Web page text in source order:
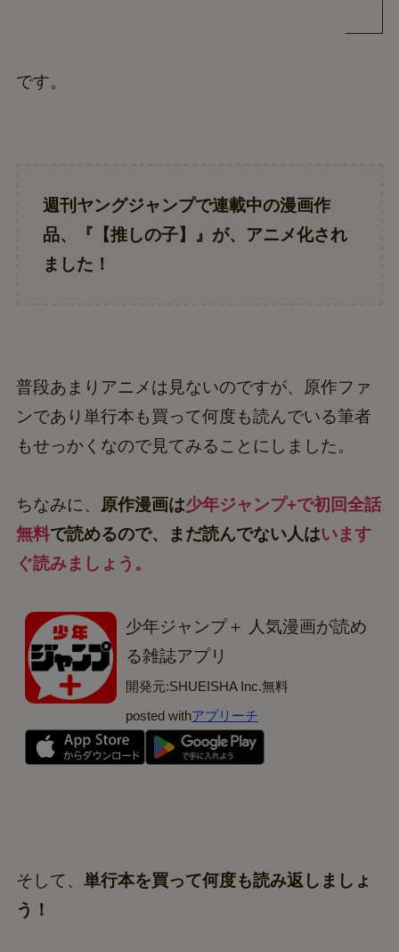
です。
週刊ヤングジャンプで連載中の漫画作
品、『【推しの子】』が、アニメ化され
ました！
普段あまりアニメは見ないのですが、原作ファ
ンであり単行本も買って何度も読んでいる筆者
もせっかくなので見てみることにしました。
ちなみに、 原作漫画は少年ジャンプ+で初回全話
無料で読めるので、まだ読んでない人はいます
ぐ読みましょう。
少年ジャンプ＋ 人気漫画が読め
る雑誌アプリ
開発元:SHUEISHA Inc.無料
posted withアプリーチ
そして、 単行本を買って何度も読み返しましょ
う！